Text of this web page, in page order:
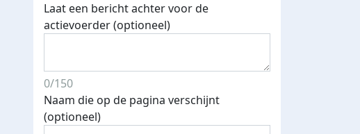
Laat een bericht achter voor de
actievoerder (optioneel)
0/150
Naam die op de pagina verschijnt
(optioneel)